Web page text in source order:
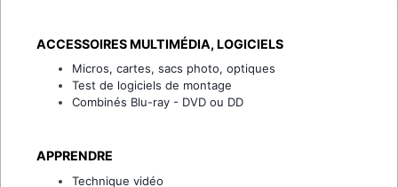
ACCESSOIRES MULTIMÉDIA, LOGICIELS
Micros, cartes, sacs photo, optiques
Test de logiciels de montage
Combinés Blu-ray - DVD ou DD
APPRENDRE
Technique vidéo